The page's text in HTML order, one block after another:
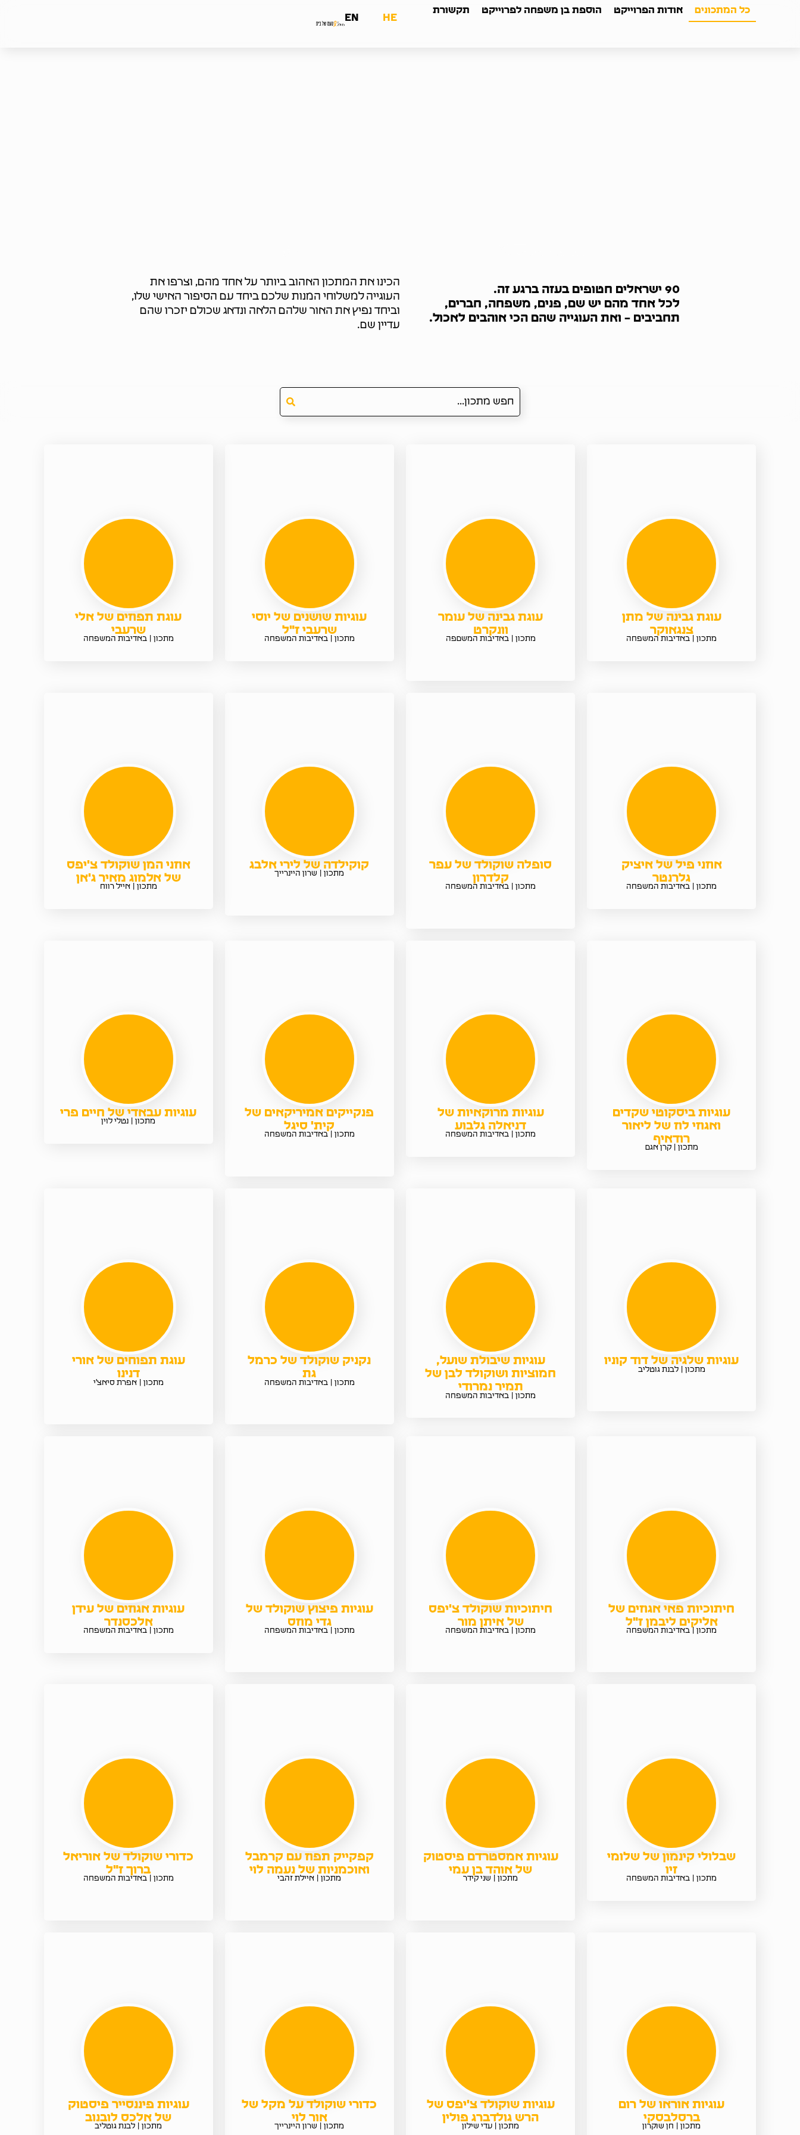
כל המתכונים אודות הפרוייקט הוספת בן משפחה לפרוייקט תקשורת
HE
EN
90 ישראלים חטופים בעזה ברגע זה.
לכל אחד מהם יש שם, פנים, משפחה, חברים,
תחביבים – ואת העוגייה שהם הכי אוהבים לאכול.
הכינו את המתכון האהוב ביותר על אחד מהם, וצרפו את
העוגייה למשלוחי המנות שלכם ביחד עם הסיפור האישי שלו,
וביחד נפיץ את האור שלהם הלאה ונדאג שכולם יזכרו שהם
עדיין שם.
עוגת גבינה של מתן
צנגאוקר
מתכון | באדיבות המשפחה
עוגת גבינה של עומר
וונקרט
מתכון | באדיבות המשםפה
עוגיות שושנים של יוסי
שרעבי ז"ל
מתכון | באדיבות המשפחה
עוגת תפוזים של אלי
שרעבי
מתכון | באדיבות המשפחה
אוזני פיל של איציק
גלרנטר
מתכון | באדיבות המשפחה
סופלה שוקולד של עפר
קלדרון
מתכון | באדיבות המשפחה
קוקילדה של לירי אלבג
מתכון | שרון היינרייך
אוזני המן שוקולד צ'יפס
של אלמוג מאיר ג'אן
מתכון | אייל רווח
עוגיות ביסקוטי שקדים
ואגוזי לוז של ליאור
רודאיף
מתכון | קרן אגם
עוגיות מרוקאיות של
דניאלה גלבוע
מתכון | באדיבות המשפחה
פנקייקים אמיריקאים של
קית' סיגל
מתכון | באדיבות המשפחה
עוגיות עבאדי של חיים פרי
מתכון | נטלי לוין
עוגיות שלגיה של דוד קוניו
מתכון | לבנת גוטליב
עוגיות שיבולת שועל,
חמוציות ושוקולד לבן של
תמיר נמרודי
מתכון | באדיבות המשפחה
נקניק שוקולד של כרמל
גת
מתכון | באדיבות המשפחה
עוגת תפוחים של אורי
דנינו
מתכון | אפרת סיאצ'י
חיתוכיות פאי אגוזים של
אליקים ליבמן ז"ל
מתכון | באדיבות המשפחה
חיתוכיות שוקולד צ'יפס
של איתן מור
מתכון | באדיבות המשפחה
עוגיות פיצוץ שוקולד של
גדי מוזס
מתכון | באדיבות המשפחה
עוגיות אגוזים של עידן
אלכסנדר
מתכון | באדיבות המשפחה
שבלולי קינמון של שלומי
זיו
מתכון | באדיבות המשפחה
עוגיות אמסטרדם פיסטוק
של אוהד בן עמי
מתכון | שני קידר
קפקייק תפוז עם קרמבל
ואוכמניות של נעמה לוי
מתכון | איילת זהבי
כדורי שוקולד של אוריאל
ברוך ז"ל
מתכון | באדיבות המשפחה
עוגיות אוראו של רום
ברסלבסקי
מתכון | חן שוקרון
עוגיות שוקולד צ'יפס של
הרש גולדברג פולין
מתכון | עדי שילון
כדורי שוקולד על מקל של
אור לוי
מתכון | שרון היינרייך
עוגיות פיננסייר פיסטוק
של אלכס לובנוב
מתכון | לבנת גוטליב